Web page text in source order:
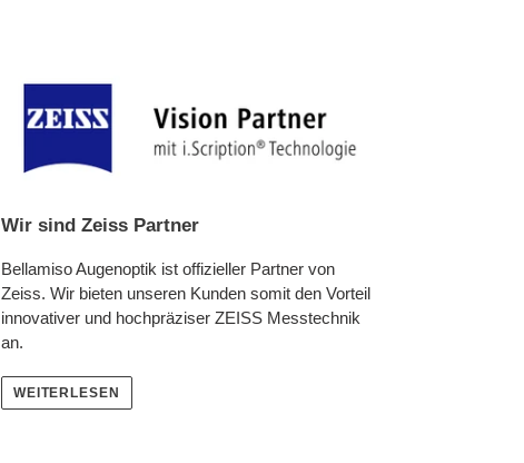
Wir sind Zeiss Partner
Bellamiso Augenoptik ist offizieller Partner von
Zeiss. Wir bieten unseren Kunden somit den Vorteil
innovativer und hochpräziser ZEISS Messtechnik
an.
WEITERLESEN